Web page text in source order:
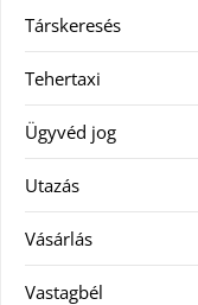
Társkeresés
Tehertaxi
Ügyvéd jog
Utazás
Vásárlás
Vastagbél